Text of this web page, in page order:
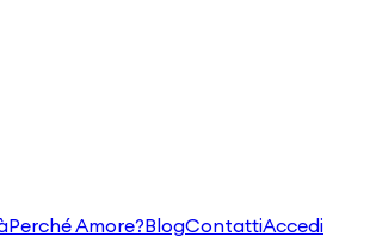
Perché Amore?BlogContattiAccedi